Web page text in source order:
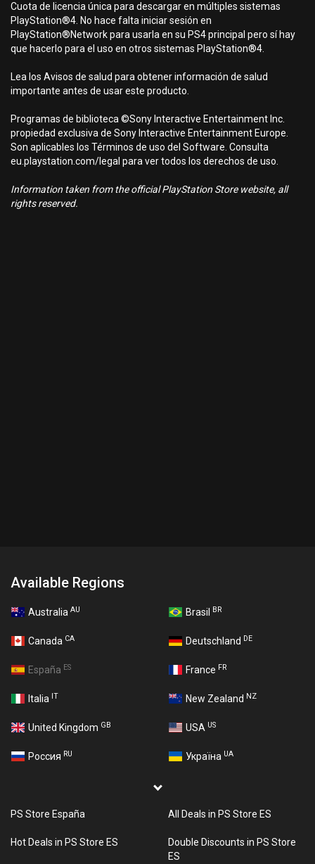
Cuota de licencia única para descargar en múltiples sistemas
PlayStation®4. No hace falta iniciar sesión en
PlayStation®Network para usarla en su PS4 principal pero sí hay
que hacerlo para el uso en otros sistemas PlayStation®4.
Lea los Avisos de salud para obtener información de salud
importante antes de usar este producto.
Programas de biblioteca ©Sony Interactive Entertainment Inc.
propiedad exclusiva de Sony Interactive Entertainment Europe.
Son aplicables los Términos de uso del Software. Consulta
eu.playstation.com/legal para ver todos los derechos de uso.
Information taken from the official PlayStation Store website, all
rights reserved.
Available Regions
Australia AU Brasil BR
Canada CA Deutschland DE
España ES France FR
Italia IT New Zealand NZ
United Kingdom GB USA US
Россия RU Україна UA
PS Store España All Deals in PS Store ES
Hot Deals in PS Store ES
Double Discounts in PS Store
ES